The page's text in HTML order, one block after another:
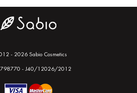
- 2026 Sabio Cosmetics
- J40/12026/2012